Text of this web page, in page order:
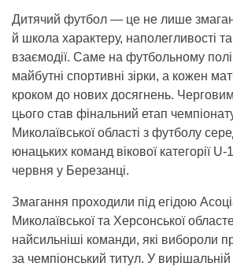
Дитячий футбол — це не лише
й школа характеру, наполегливості
взаємодії. Саме на футбольному
майбутні спортивні зірки, а кожен
кроком до нових досягнень.
цього став фінальний етап
Миколаївської області з футболу
юнацьких команд вікової категорії
червня у Березанці.
Змагання проходили під егідою
Миколаївської та Херсонської
найсильніші команди, які вибороли
за чемпіонський титул. У вирішальній